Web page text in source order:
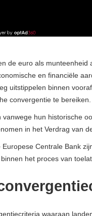
de euro als
en financiële
uitstippelen binnen
convergentie te bereiken.
hun historische
in het Verdrag van
Centrale Bank
het proces van
waaraan